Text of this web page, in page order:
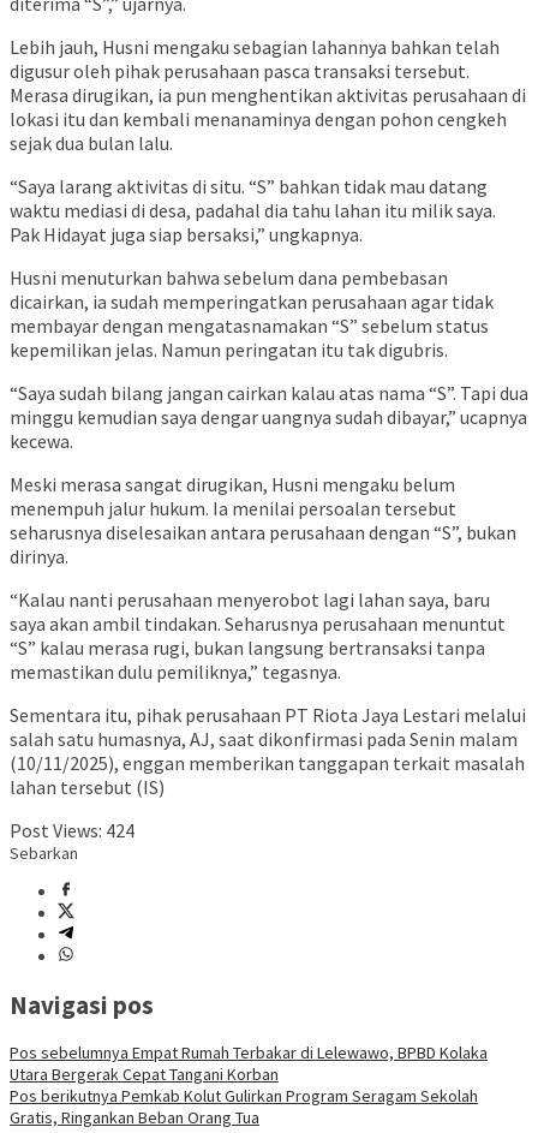
Lebih jauh, Husni mengaku sebagian lahannya bahkan telah
digusur oleh pihak perusahaan pasca transaksi tersebut.
Merasa dirugikan, ia pun menghentikan aktivitas perusahaan di
lokasi itu dan kembali menanaminya dengan pohon cengkeh
sejak dua bulan lalu.
“Saya larang aktivitas di situ. “S” bahkan tidak mau datang
waktu mediasi di desa, padahal dia tahu lahan itu milik saya.
Pak Hidayat juga siap bersaksi,” ungkapnya.
Husni menuturkan bahwa sebelum dana pembebasan
dicairkan, ia sudah memperingatkan perusahaan agar tidak
membayar dengan mengatasnamakan “S” sebelum status
kepemilikan jelas. Namun peringatan itu tak digubris.
“Saya sudah bilang jangan cairkan kalau atas nama “S”. Tapi dua
minggu kemudian saya dengar uangnya sudah dibayar,” ucapnya
kecewa.
Meski merasa sangat dirugikan, Husni mengaku belum
menempuh jalur hukum. Ia menilai persoalan tersebut
seharusnya diselesaikan antara perusahaan dengan “S”, bukan
dirinya.
“Kalau nanti perusahaan menyerobot lagi lahan saya, baru
saya akan ambil tindakan. Seharusnya perusahaan menuntut
“S” kalau merasa rugi, bukan langsung bertransaksi tanpa
memastikan dulu pemiliknya,” tegasnya.
Sementara itu, pihak perusahaan PT Riota Jaya Lestari melalui
salah satu humasnya, AJ, saat dikonfirmasi pada Senin malam
(10/11/2025), enggan memberikan tanggapan terkait masalah
lahan tersebut (IS)
Post Views: 424
Sebarkan
Navigasi pos
Pos sebelumnya Empat Rumah Terbakar di Lelewawo, BPBD Kolaka
Utara Bergerak Cepat Tangani Korban
Pos berikutnya Pemkab Kolut Gulirkan Program Seragam Sekolah
Gratis, Ringankan Beban Orang Tua